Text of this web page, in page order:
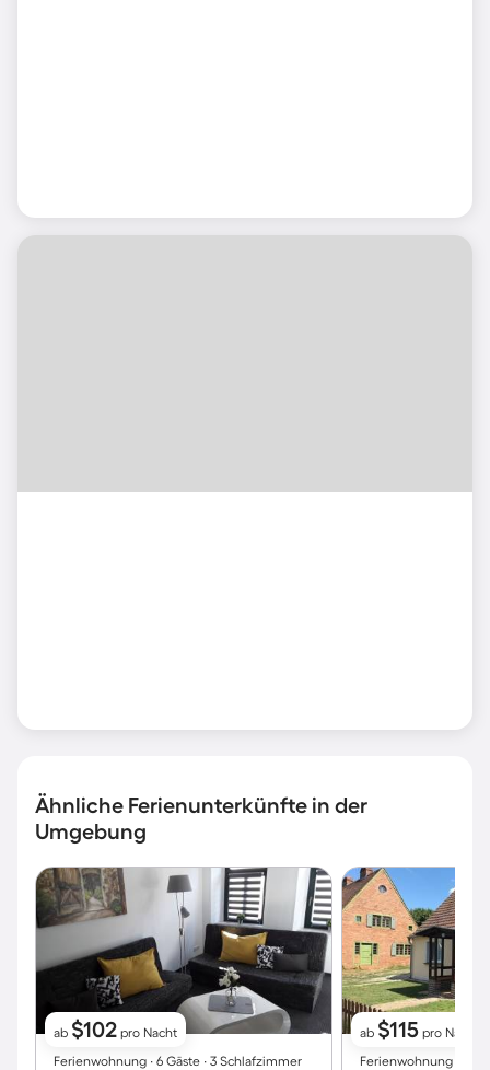
Ähnliche Ferienunterkünfte in der
Umgebung
ab $102 pro Nacht
Ferienwohnung ∙ 6 Gäste ∙ 3 Schlafzimmer
ab $115 pro Nacht
Ferienwohnung ∙ 4